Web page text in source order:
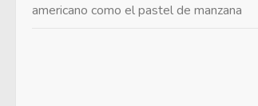
americano como el pastel de manzana